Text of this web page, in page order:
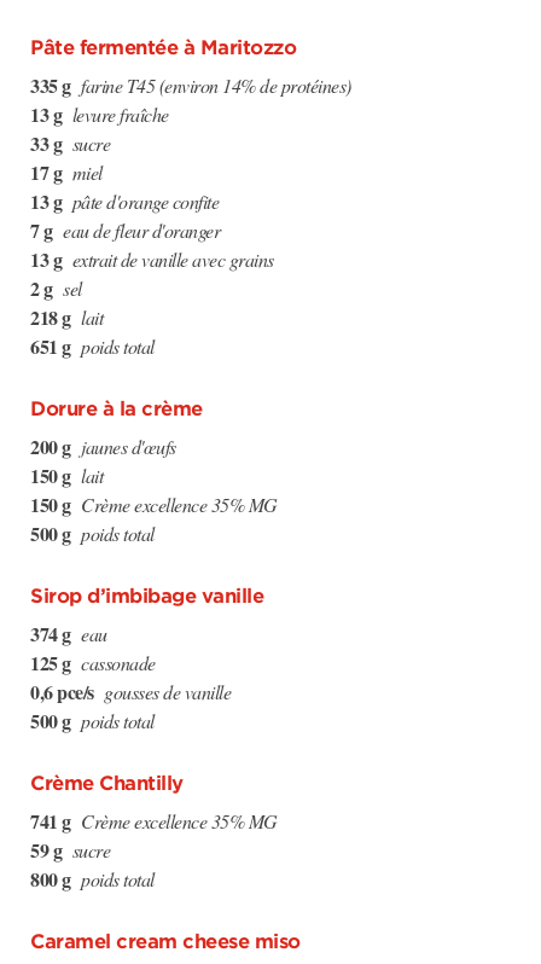
Pâte fermentée à Maritozzo
335 g farine T45 (environ 14% de protéines)
13 g levure fraîche
33 g sucre
17 g miel
13 g pâte d'orange confite
7 g eau de fleur d'oranger
13 g extrait de vanille avec grains
2 g sel
218 g lait
651 g poids total
Dorure à la crème
200 g jaunes d'œufs
150 g lait
150 g Crème excellence 35% MG
500 g poids total
Sirop d’imbibage vanille
374 g eau
125 g cassonade
0,6 pce/s gousses de vanille
500 g poids total
Crème Chantilly
741 g Crème excellence 35% MG
59 g sucre
800 g poids total
Caramel cream cheese miso